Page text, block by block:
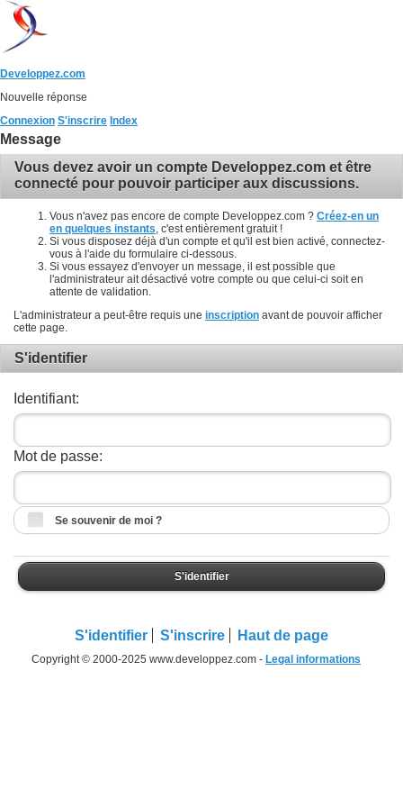
Developpez.com
Nouvelle réponse
Connexion S'inscrire Index
Message
Vous devez avoir un compte Developpez.com et être
connecté pour pouvoir participer aux discussions.
Vous n'avez pas encore de compte Developpez.com ? Créez-en un
en quelques instants , c'est entièrement gratuit !
Si vous disposez déjà d'un compte et qu'il est bien activé, connectez-
vous à l'aide du formulaire ci-dessous.
Si vous essayez d'envoyer un message, il est possible que
l'administrateur ait désactivé votre compte ou que celui-ci soit en
attente de validation.
L'administrateur a peut-être requis une inscription avant de pouvoir afficher
cette page.
S'identifier
Identifiant:
Mot de passe:
Se souvenir de moi ?
S'identifier
S'identifier S'inscrire Haut de page
Copyright © 2000-2025 www.developpez.com - Legal informations